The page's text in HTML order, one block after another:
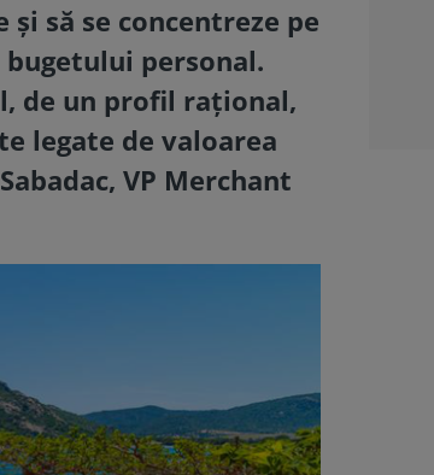
să se concentreze pe
personal.
de un profil rațional,
legate de valoarea
VP Merchant